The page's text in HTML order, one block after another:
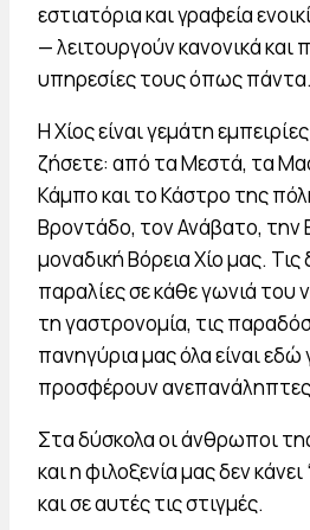
εστιατόρια και γραφεία
— λειτουργούν κανονικά και
υπηρεσίες τους όπως πάντα.
Η Χίος είναι γεμάτη
ζήσετε: από τα Μεστά, τα
Κάμπο και το Κάστρο της
Βροντάδο, τον Ανάβατο, την
μοναδική Βόρεια Χίο μας.
παραλίες σε κάθε γωνιά του
τη γαστρονομία, τις
πανηγύρια μας όλα είναι εδώ
προσφέρουν ανεπανάληπτες
Στα δύσκολα οι άνθρωποι
και η φιλοξενία μας δεν
και σε αυτές τις στιγμές.